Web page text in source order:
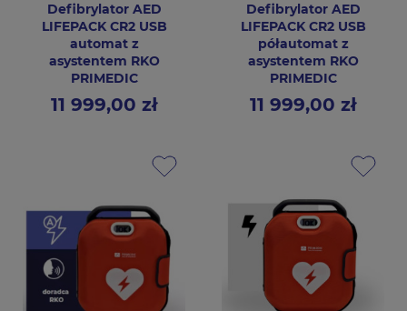
Defibrylator AED
LIFEPACK CR2 USB
automat z
asystentem RKO
PRIMEDIC
Cena11 999,00 zł
Defibrylator AED
LIFEPACK CR2 USB
półautomat z
asystentem RKO
PRIMEDIC
Cena11 999,00 zł